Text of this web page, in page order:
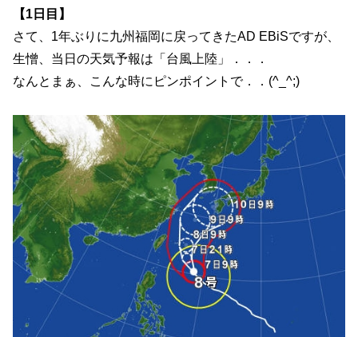
【1日目】
さて、1年ぶりに九州福岡に戻ってきたAD EBiSですが、
生憎、当日の天気予報は「台風上陸」．．．
なんとまぁ、こんな時にピンポイントで．．(^_^;)